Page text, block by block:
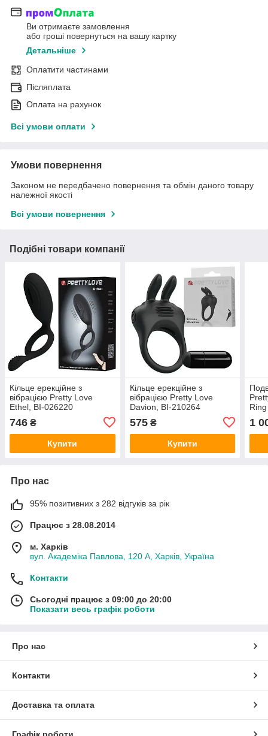
Ви отримаєте замовлення
або гроші повернуться на вашу картку
Детальніше
Оплатити частинами
Післяплата
Оплата на рахунок
Всі умови оплати
Умови повернення
Законом не передбачено повернення та обмін даного товару
належної якості
Всі умови повернення
Подібні товари компанії
Кільце ерекційне з
вібрацією Pretty Love
Ethel, BI-026220
746 ₴
Купити
Кільце ерекційне з
вібрацією Pretty Love
Davion, BI-210264
575₴
Купити
Ring
1
Про нас
95% позитивних з 282 відгуків за рік
Працює з 28.08.2014
м. Харків
вул. Академіка Павлова, 120 А, Харків, Україна
Контакти
Сьогодні працює з 09:00 до 20:00
Показати весь графік роботи
Про нас
Контакти
Доставка та оплата
Графік роботи